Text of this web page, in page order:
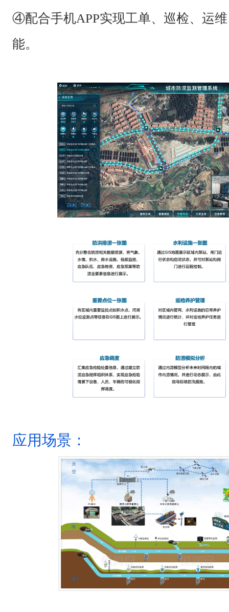
④配合手机APP实现工单、巡检、运
能。
应用场景：